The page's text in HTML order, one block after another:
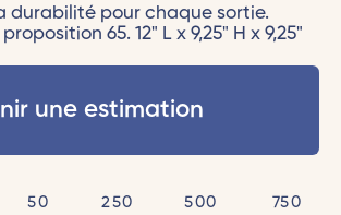
durabilité pour chaque sortie.
65. 12" L x 9,25" H x 9,25"
une estimation
50 250 500 750